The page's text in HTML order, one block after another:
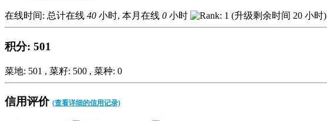
在线时间: 总计在线 40 小时, 本月在线 0 小时 (升级剩余时间 20 小时)
积分: 501
菜地: 501 , 菜籽: 500 , 菜种: 0
信用评价 (查看详细的信用记录)